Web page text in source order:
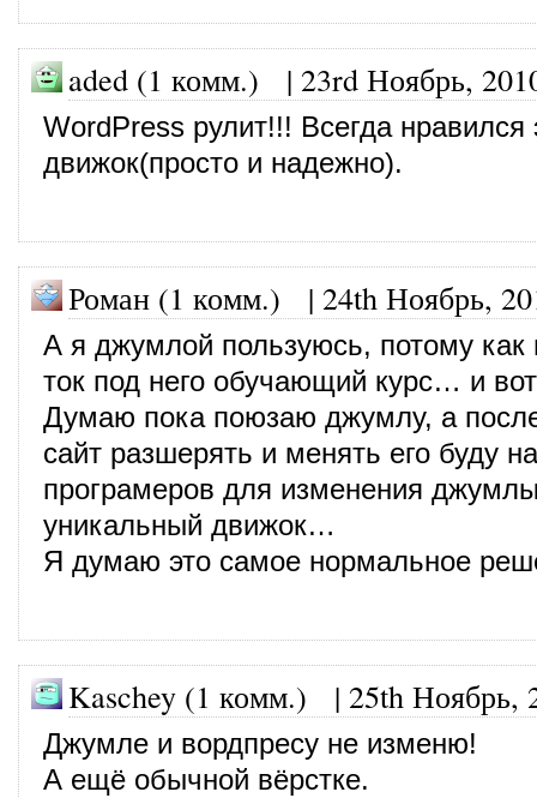
aded (1 комм.) | 23rd Ноябрь,
WordPress рулит!!! Всегда нравился
движок(просто и надежно).
Роман (1 комм.) | 24th Ноябрь,
А я джумлой пользуюсь, потому как
ток под него обучающий курс… и
Думаю пока поюзаю джумлу, а
сайт разшерять и менять его буду
програмеров для изменения
уникальный движок…
Я думаю это самое нормальное
Kaschey (1 комм.) | 25th Ноябрь,
Джумле и вордпресу не изменю!
А ещё обычной вёрстке.